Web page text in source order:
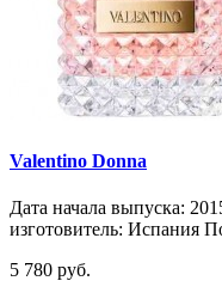
Valentino Donna
Дата начала выпуска:
изготовитель: Испания
5 780 руб.